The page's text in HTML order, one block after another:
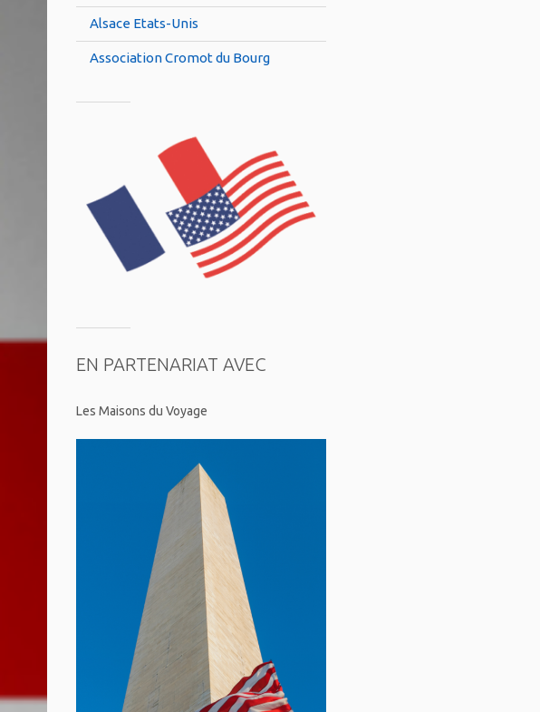
Alsace Etats-Unis
Association Cromot du Bourg
EN PARTENARIAT AVEC
Les Maisons du Voyage